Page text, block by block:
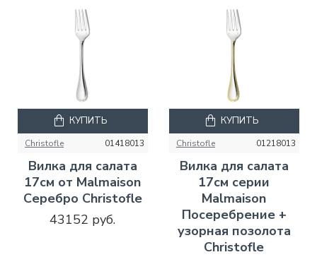
Christofle 01418013
Вилка для салата
17см от Malmaison
Серебро Christofle
43152 руб.
КУПИТЬ
Christofle 01218013
Вилка для салата
17см серии
Malmaison
Посеребрение +
узорная позолота
Christofle
КУПИТЬ